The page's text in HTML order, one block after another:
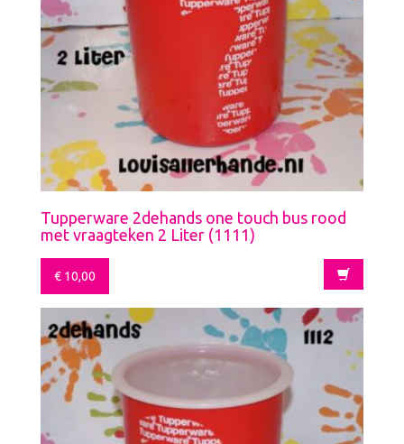
Tupperware 2dehands one touch bus rood
met vraagteken 2 Liter (1111)
€ 10,00